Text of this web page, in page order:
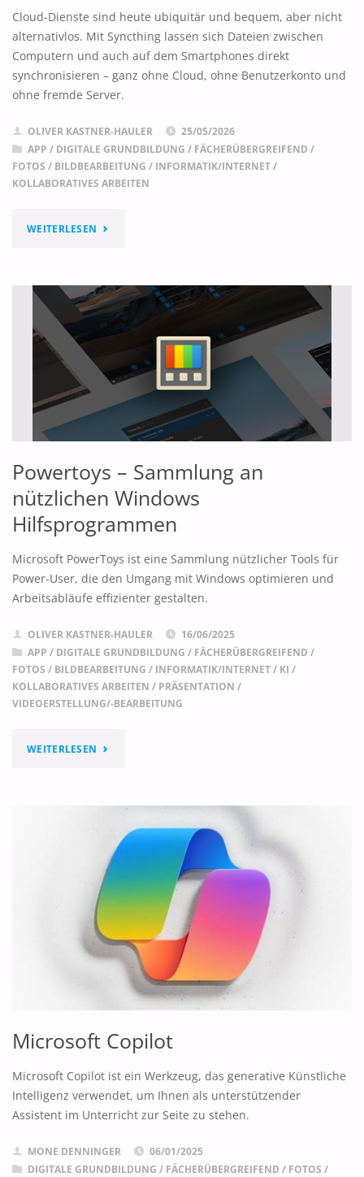
Cloud‑Dienste sind heute ubiquitär und bequem, aber nicht
alternativlos. Mit Syncthing lassen sich Dateien zwischen
Computern und auch auf dem Smartphones direkt
synchronisieren – ganz ohne Cloud, ohne Benutzerkonto und
ohne fremde Server.
OLIVER KASTNER-HAULER
25/05/2026
APP / DIGITALE GRUNDBILDUNG / FÄCHERÜBERGREIFEND /
FOTOS / BILDBEARBEITUNG / INFORMATIK/INTERNET/
KOLLABORATIVES ARBEITEN
WEITERLESEN "SYNCTHING:
SYNCHRONISIEREN
OHNE
Powertoys – Sammlung an
nützlichen Windows
Hilfsprogrammen
Microsoft PowerToys ist eine Sammlung nützlicher Tools für
Power-User, die den Umgang mit Windows optimieren und
Arbeitsabläufe effizienter gestalten.
OLIVER KASTNER-HAULER
16/06/2025
APP / DIGITALE GRUNDBILDUNG / FÄCHERÜBERGREIFEND /
FOTOS / BILDBEARBEITUNG / INFORMATIK/INTERNET/ KI /
KOLLABORATIVES ARBEITEN / PRÄSENTATION /
VIDEOERSTELLUNG/-BEARBEITUNG
WEITERLESEN "POWERTOYS
SAMMLUNG
NÜTZLICHEN
WINDOWS
HILFSPROGRAMMEN"
Microsoft Copilot
Microsoft Copilot ist ein Werkzeug, das generative Künstliche
Intelligenz verwendet, um Ihnen als unterstützender
Assistent im Unterricht zur Seite zu stehen.
MONE DENNINGER
06/01/2025
DIGITALE GRUNDBILDUNG / FÄCHERÜBERGREIFEND / FOTOS /